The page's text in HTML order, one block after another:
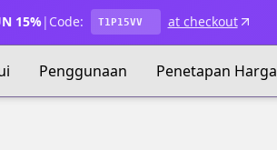
15%| Code: T1P15VV at checkout
Penggunaan Penetapan Harga